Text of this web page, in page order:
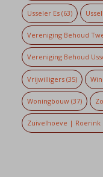
Usseler Es(63)
Vereniging Behoud
Vereniging Behoud
Vrijwilligers(35)
Woningbouw(37)
Zuivelhoeve | Roerink